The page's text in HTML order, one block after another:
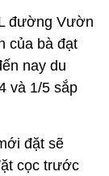
đường Vườn
của bà đạt
nay du
và 1/5 sắp
đặt sẽ
cọc trước